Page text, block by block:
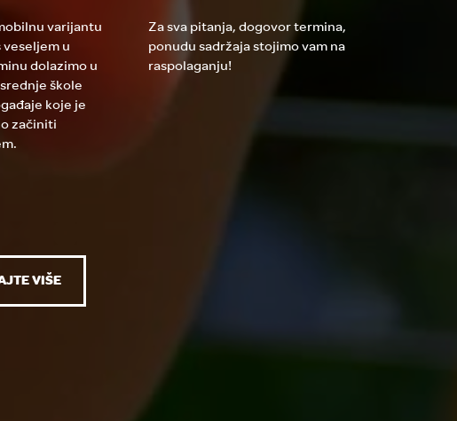
varijantu
veseljem u
dolazimo u
škole
koje je
začiniti
Za sva pitanja, dogovor termina,
ponudu sadržaja stojimo vam na
raspolaganju!
VIŠE